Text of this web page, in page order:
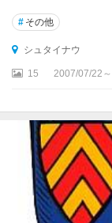
フ
ル
ト
# その他
シュタイナウ
15 2007/07/22～